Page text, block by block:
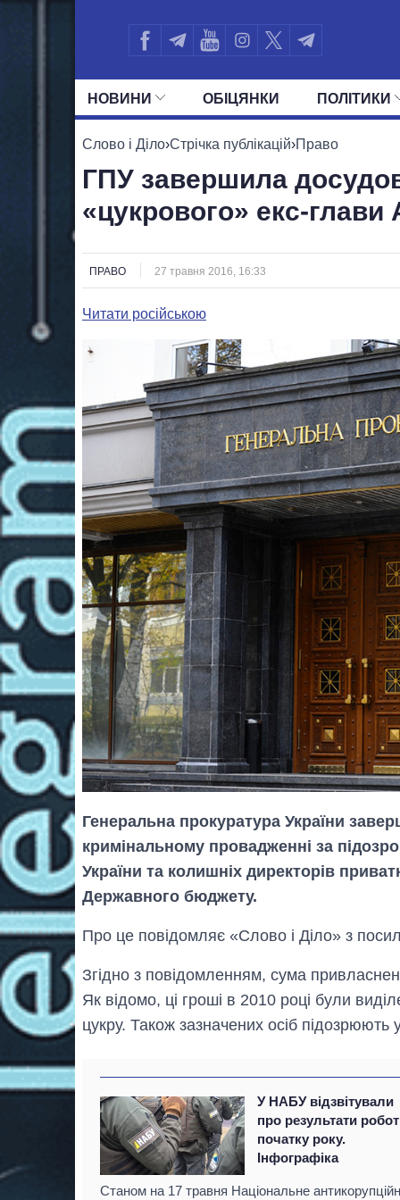
НОВИНИ ОБIЦЯНКИ ПОЛIТИКИ
УСІ ПОЛІТИКИ ПРЕЗИДЕНТ І
Слово і Діло›Стрічка публікацій›Право
ГПУ завершила
«цукрового» екс-
ПРАВО 27 травня 2016, 16:33
Читати російською
Генеральна прокуратура України
кримінальному провадженні за
України та колишніх директорів
Державного бюджету.
Про це повідомляє «Слово і Діло» з
Згідно з повідомленням, сума
Як відомо, ці гроші в 2010 році були
цукру. Також зазначених осіб підозрюють
У НАБУ відзвітували
про результати
початку року.
Інфографіка
Станом на 17 травня Національне